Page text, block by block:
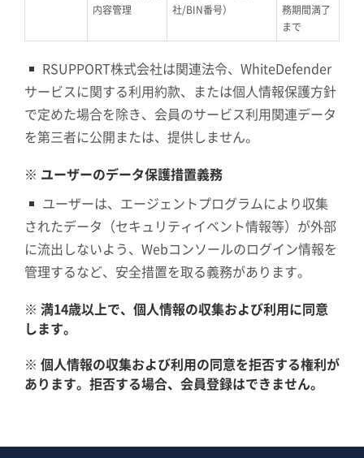
内容管理
社/BIN番号）
務期間満了
まで
RSUPPORT株式会社は関連法令、WhiteDefender
サービスに関する利用約款、または個人情報保護方針
で定めた場合を除き、会員のサービス利用関連データ
を第三者に公開または、提供しません。
※ ユーザーのデータ保護措置義務
ユーザーは、エージェントプログラムにより収集
されたデータ（セキュリティイベント情報等）が外部
に流出しないよう、Webコンソールのログイン情報を
管理するなど、安全措置を取る義務があります。
※ 満14歳以上で、個人情報の収集および利用に同意
します。
※ 個人情報の収集および利用の同意を拒否する権利が
あります。拒否する場合、会員登録はできません。